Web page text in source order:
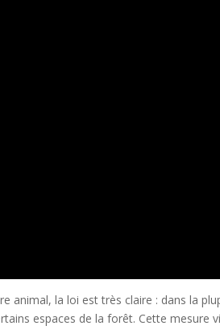
animal, la loi est très claire : dans la
espaces de la forêt. Cette mesure